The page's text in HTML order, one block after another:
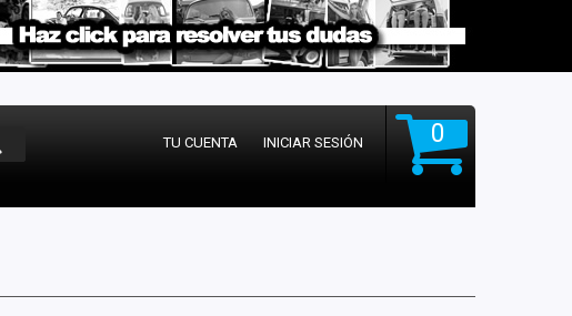
0
TU CUENTA INICIAR SESIÓN